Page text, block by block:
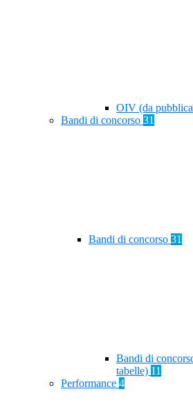
OIV (da
Bandi di concorso 31
Bandi di concorso 31
Bandi di
tabelle) 11
Performance 4